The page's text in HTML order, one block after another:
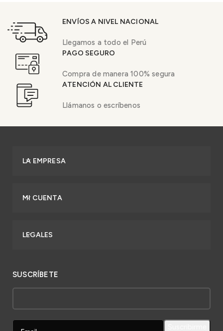
ENVÍOS A NIVEL NACIONAL
Llegamos a todo el Perú
PAGO SEGURO
Compra de manera 100% segura
ATENCIÓN AL CLIENTE
Llámanos o escríbenos
LA EMPRESA
MI CUENTA
LEGALES
SUSCRÍBETE